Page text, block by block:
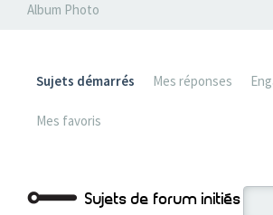
Album Photo
Sujets démarrés Mes réponses
Mes favoris
Sujets de forum initiés